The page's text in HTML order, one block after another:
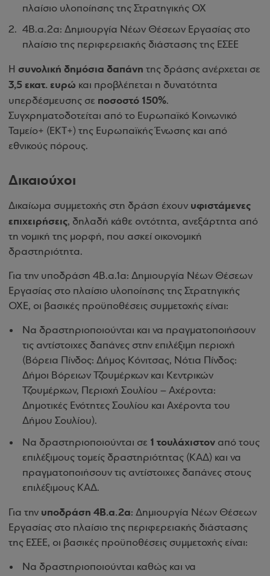
πλαίσιο υλοποίησης της Στρατηγικής ΟΧ
4Β.α.2α: Δημιουργία Νέων Θέσεων Εργασίας στο
πλαίσιο της περιφερειακής διάστασης της ΕΣΕΕ
Η συνολική δημόσια δαπάνη της δράσης ανέρχεται σε
3,5 εκατ. ευρώ και προβλέπεται η δυνατότητα
υπερδέσμευσης σε ποσοστό 150%.
Συγχρηματοδοτείται από το Ευρωπαϊκό Κοινωνικό
Ταμείο+ (ΕΚΤ+) της Ευρωπαϊκής Ένωσης και από
εθνικούς πόρους.
Δικαιούχοι
Δικαίωμα συμμετοχής στη δράση έχουν υφιστάμενες
επιχειρήσεις, δηλαδή κάθε οντότητα, ανεξάρτητα από
τη νομική της μορφή, που ασκεί οικονομική
δραστηριότητα.
Για την υποδράση 4Β.α.1α: Δημιουργία Νέων Θέσεων
Εργασίας στο πλαίσιο υλοποίησης της Στρατηγικής
ΟΧΕ, οι βασικές προϋποθέσεις συμμετοχής είναι:
Να δραστηριοποιούνται και να πραγματοποιήσουν
τις αντίστοιχες δαπάνες στην επιλέξιμη περιοχή
(Βόρεια Πίνδος: Δήμος Κόνιτσας, Νότια Πίνδος:
Δήμοι Βόρειων Τζουμέρκων και Κεντρικών
Τζουμέρκων, Περιοχή Σουλίου – Αχέροντα:
Δημοτικές Ενότητες Σουλίου και Αχέροντα του
Δήμου Σουλίου).
Να δραστηριοποιούνται σε 1 τουλάχιστον από τους
επιλέξιμους τομείς δραστηριότητας (ΚΑΔ) και να
πραγματοποιήσουν τις αντίστοιχες δαπάνες στους
επιλέξιμους ΚΑΔ.
Για την υποδράση 4Β.α.2α: Δημιουργία Νέων Θέσεων
Εργασίας στο πλαίσιο της περιφερειακής διάστασης
της ΕΣΕΕ, οι βασικές προϋποθέσεις συμμετοχής είναι:
Να δραστηριοποιούνται καθώς και να